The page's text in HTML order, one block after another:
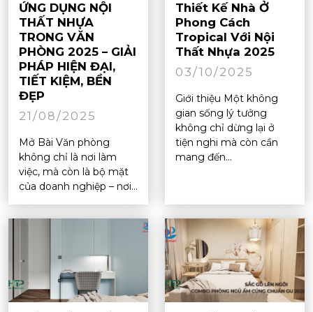
ỨNG DỤNG NỘI
THẤT NHỰA
TRONG VĂN
PHÒNG 2025 – GIẢI
PHÁP HIỆN ĐẠI,
TIẾT KIỆM, BỀN
ĐẸP
21/08/2025
Mở Bài Văn phòng
không chỉ là nơi làm
việc, mà còn là bộ mặt
của doanh nghiệp – nơi...
Thiết Kế Nhà Ở
Phong Cách
Tropical Với Nội
Thất Nhựa 2025
03/10/2025
Giới thiệu Một không
gian sống lý tưởng
không chỉ dừng lại ở
tiện nghi mà còn cần
mang đến...